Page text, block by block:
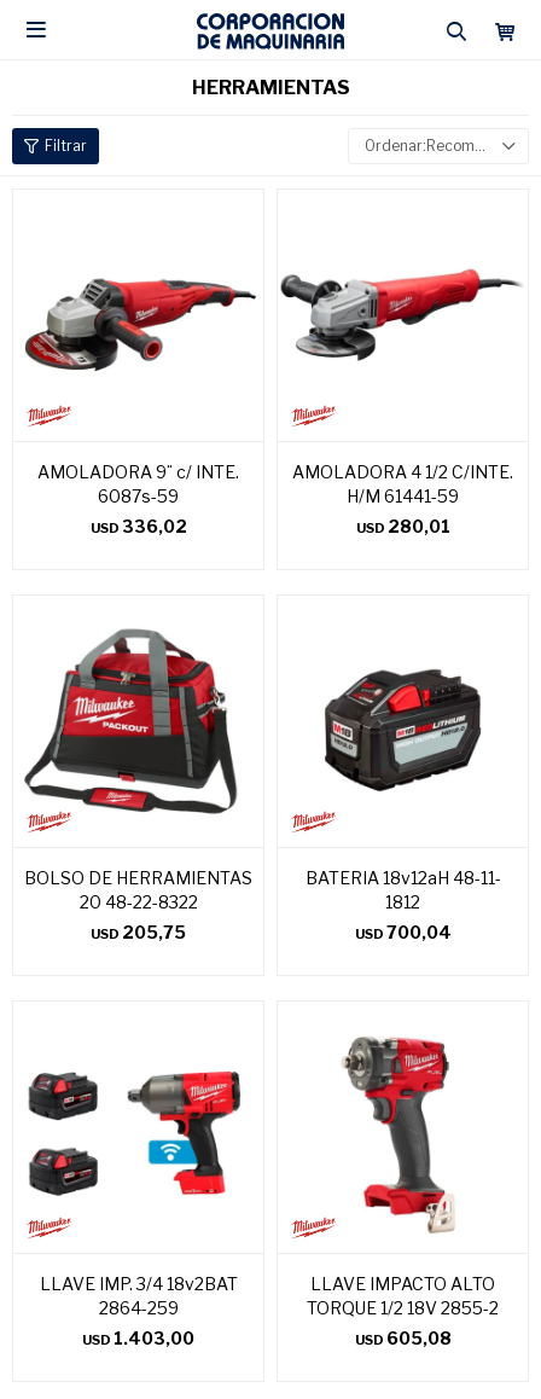

HERRAMIENTAS
Recomendados
AMOLADORA 9¨ c/ INTE.
6087s-59
USD 336,02
AMOLADORA 4 1/2 C/INTE.
H/M 61441-59
USD 280,01
BOLSO DE HERRAMIENTAS
20 48-22-8322
USD 205,75
BATERIA 18v12aH 48-11-
1812
USD 700,04
LLAVE IMP. 3/4 18v2BAT
2864-259
USD 1.403,00
LLAVE IMPACTO ALTO
TORQUE 1/2 18V 2855-2
USD 605,08